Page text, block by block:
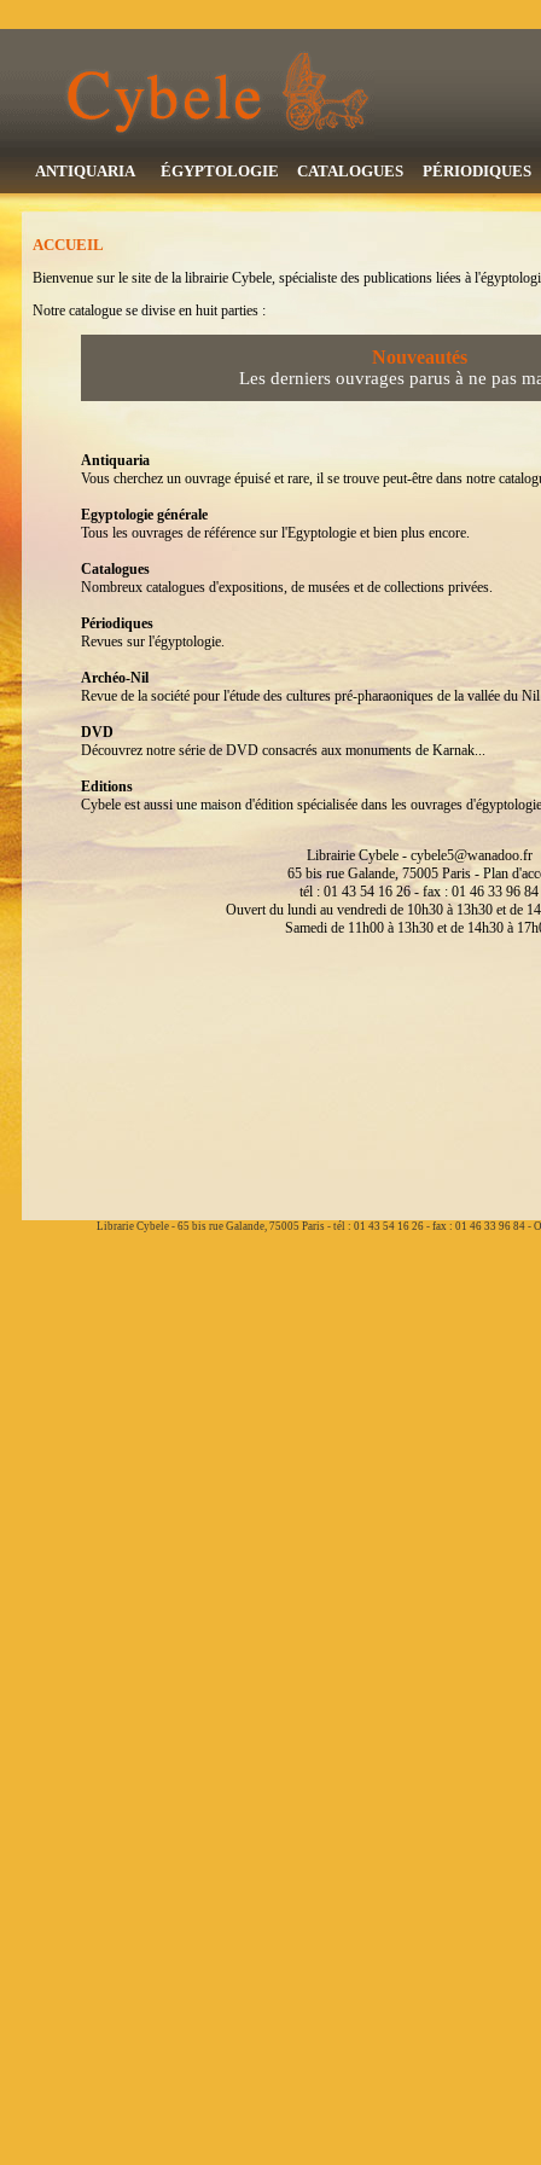
ANTIQUARIA ÉGYPTOLOGIE CATALOGUES PÉRIODIQUES
ACCUEIL
Bienvenue sur le site de la librairie Cybele, spécialiste des publications liées à
Notre catalogue se divise en huit parties :
Nouveautés
Les derniers ouvrages parus à ne pas
Antiquaria
Vous cherchez un ouvrage épuisé et rare, il se trouve peut-être dans notre
Egyptologie générale
Tous les ouvrages de référence sur l'Egyptologie et bien plus encore.
Catalogues
Nombreux catalogues d'expositions, de musées et de collections privées.
Périodiques
Revues sur l'égyptologie.
Archéo-Nil
Revue de la société pour l'étude des cultures pré-pharaoniques de la vallée du
DVD
Découvrez notre série de DVD consacrés aux monuments de Karnak...
Editions
Cybele est aussi une maison d'édition spécialisée dans les ouvrages
Librairie Cybele - cybele5@wanadoo.fr
65 bis rue Galande, 75005 Paris - Plan
tél : 01 43 54 16 26 - fax : 01 46 33 96 84
Ouvert du lundi au vendredi de 10h30 à 13h30 et de
Samedi de 11h00 à 13h30 et de 14h30 à
Librarie Cybele - 65 bis rue Galande, 75005 Paris - tél : 01 43 54 16 26 - fax : 01 46 33 96 84